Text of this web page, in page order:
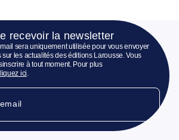
recevoir la newsletter
sera uniquement utilisée pour vous envoyer
les actualités des éditions Larousse. Vous
à tout moment. Pour plus
ici.